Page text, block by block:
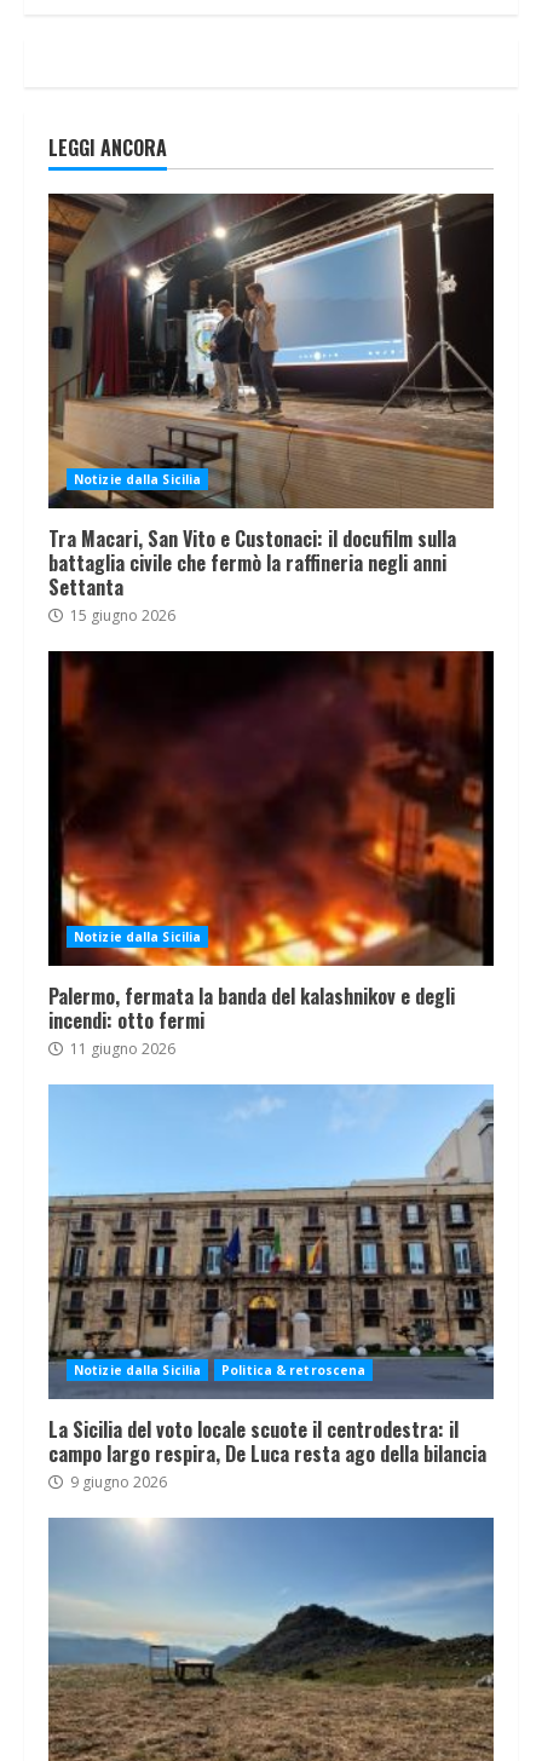
LEGGI ANCORA
Notizie dalla Sicilia
Tra Macari, San Vito e Custonaci: il docufilm sulla
battaglia civile che fermò la raffineria negli anni
Settanta
15 giugno 2026
Notizie dalla Sicilia
Palermo, fermata la banda del kalashnikov e degli
incendi: otto fermi
11 giugno 2026
Notizie dalla Sicilia Politica & retroscena
La Sicilia del voto locale scuote il centrodestra: il
campo largo respira, De Luca resta ago della bilancia
9 giugno 2026